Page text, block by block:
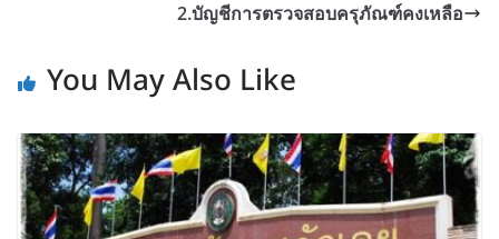
2.บัญชีการตรวจสอบครุภัณฑ์คงเหลือ
You May Also Like